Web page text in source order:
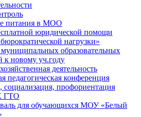
питания в МОО
юридической помощи
нагрузки»
образовательных
к новому уч.году
деятельность
педагогическая конференция
социализация, профориентация
ГТО
для обучающихся МОУ «Белый